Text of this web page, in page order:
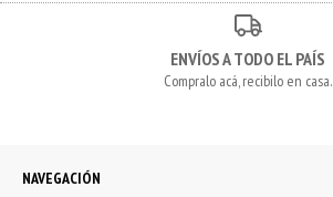
ENVÍOS A TODO EL PAÍS
Compralo acá, recibilo en casa.
NAVEGACIÓN